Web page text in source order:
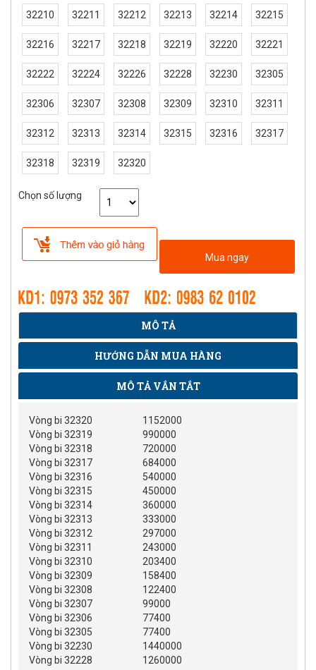
32210 32211 32212 32213 32214 32215
32216 32217 32218 32219 32220 32221
32222 32224 32226 32228 32230 32305
32306 32307 32308 32309 32310 32311
32312 32313 32314 32315 32316 32317
32318 32319 32320
Chọn số lượng
Mua ngay
MÔ TẢ
HƯỚNG DẪN MUA HÀNG
MÔ TẢ VẮN TẮT
Vòng bi 32320
1152000
Vòng bi 32319
990000
Vòng bi 32318
720000
Vòng bi 32317
684000
Vòng bi 32316
540000
Vòng bi 32315
450000
Vòng bi 32314
360000
Vòng bi 32313
333000
Vòng bi 32312
297000
Vòng bi 32311
243000
Vòng bi 32310
203400
Vòng bi 32309
158400
Vòng bi 32308
122400
Vòng bi 32307
99000
Vòng bi 32306
77400
Vòng bi 32305
77400
Vòng bi 32230
1440000
Vòng bi 32228
1260000